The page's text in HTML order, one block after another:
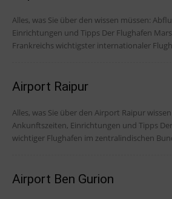
Alles, was Sie über den wissen müssen: Abflug- und Ankunftszeiten,
Einrichtungen und Tipps Der Flughafen Marseille Provence (MRS) ist
Frankreichs wichtigster internationaler
Airport Raipur
Alles, was Sie über den Airport Raipur
Ankunftszeiten, Einrichtungen und Tipps Der Flughafen Raipur ist ein
wichtiger Flughafen im zentralindischen
Airport Ben Gurion